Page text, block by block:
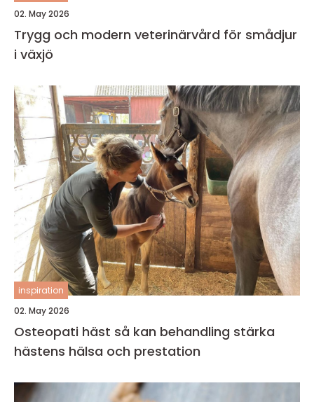
02. May 2026
Trygg och modern veterinärvård för smådjur
i växjö
inspiration
02. May 2026
Osteopati häst så kan behandling stärka
hästens hälsa och prestation